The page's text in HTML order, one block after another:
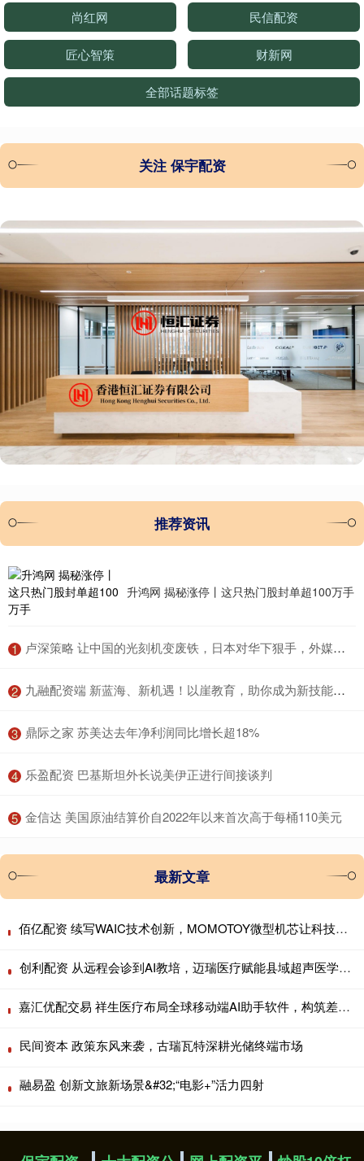
尚红网 民信配资
匠心智策 财新网
全部话题标签
关注 保宇配资
推荐资讯
升鸿网 揭秘涨停丨这只热门股封单超100万手
1 ​卢深策略 让中国的光刻机变废铁，日本对华下狠手，外媒：比美国人还绝
2 ​九融配资端 新蓝海、新机遇！以崖教育，助你成为新技能人才
3 ​鼎际之家 苏美达去年净利润同比增长超18%
4 ​乐盈配资 巴基斯坦外长说美伊正进行间接谈判
5 ​金信达 美国原油结算价自2022年以来首次高于每桶110美元
最新文章
佰亿配资 续写WAIC技术创新，MOMOTOY微型机芯让科技贴近烟火日常
创利配资 从远程会诊到AI教培，迈瑞医疗赋能县域超声医学中心
嘉汇优配交易 祥生医疗布局全球移动端AI助手软件，构筑差异化服务生态
民间资本 政策东风来袭，古瑞瓦特深耕光储终端市场
融易盈 创新文旅新场景&#32;“电影+”活力四射